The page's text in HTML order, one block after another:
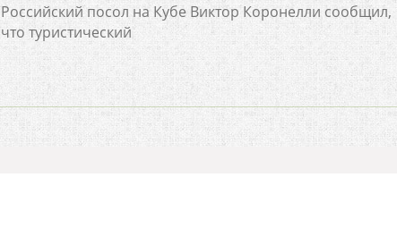
Российский посол на Кубе Виктор Коронелли сообщил,
что туристический